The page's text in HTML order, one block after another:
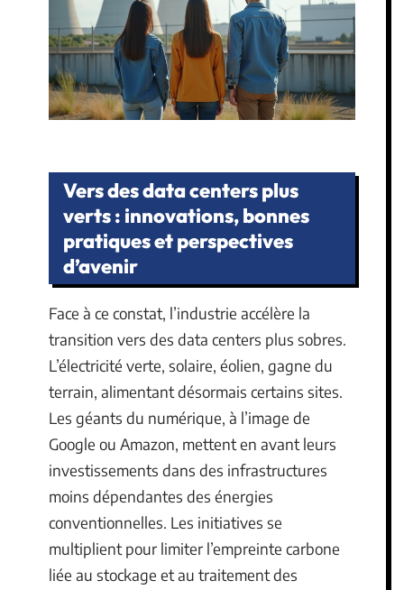
Vers des data centers plus
verts : innovations, bonnes
pratiques et perspectives
d’avenir
Face à ce constat, l’industrie accélère la
transition vers des data centers plus sobres.
L’électricité verte, solaire, éolien, gagne du
terrain, alimentant désormais certains sites.
Les géants du numérique, à l’image de
Google ou Amazon, mettent en avant leurs
investissements dans des infrastructures
moins dépendantes des énergies
conventionnelles. Les initiatives se
multiplient pour limiter l’empreinte carbone
liée au stockage et au traitement des